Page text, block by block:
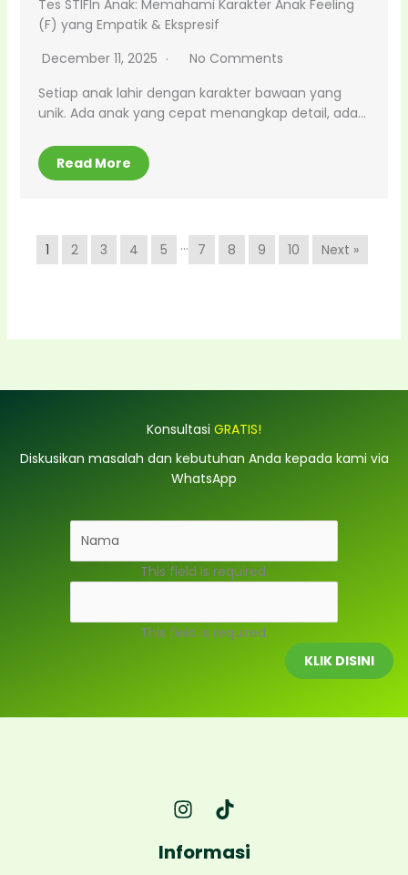
Tes STIFIn Anak: Memahami Karakter Anak Feeling
(F) yang Empatik & Ekspresif
December 11, 2025
No Comments
Setiap anak lahir dengan karakter bawaan yang
unik. Ada anak yang cepat menangkap detail, ada…
Read More
1 2 3 4 5 … 7 8 9 10 Next »
Konsultasi GRATIS!
Diskusikan masalah dan kebutuhan Anda kepada kami via
WhatsApp
This field is required.
This field is required.
KLIK DISINI
Informasi